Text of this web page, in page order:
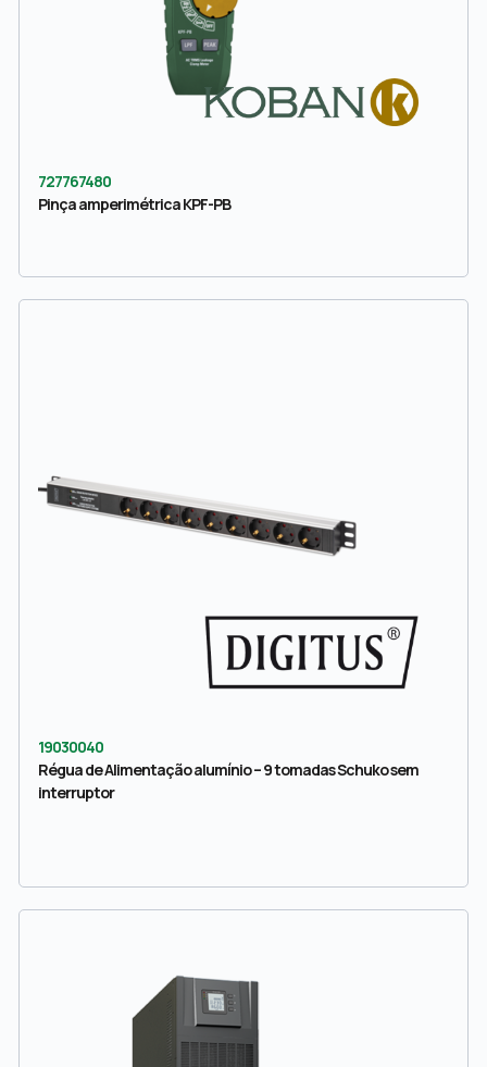
727767480
Pinça amperimétrica KPF-PB
19030040
Régua de Alimentação alumínio – 9 tomadas Schuko sem
interruptor